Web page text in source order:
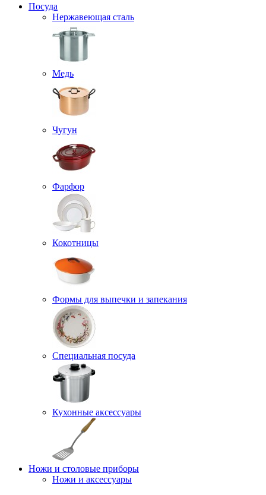
Посуда
Нержавеющая сталь
Медь
Чугун
Фарфор
Кокотницы
Формы для выпечки и запекания
Специальная посуда
Кухонные аксессуары
Ножи и столовые приборы
Ножи и аксессуары